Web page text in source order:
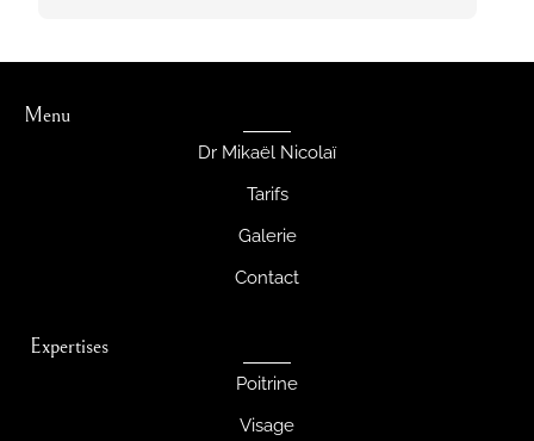
Expertises
Poitrine
Visage
Menu
Dr Mikaël Nicolaï
Tarifs
Galerie
Contact